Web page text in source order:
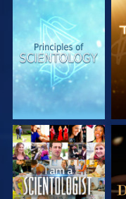
בדוק את הסדרה
צפה